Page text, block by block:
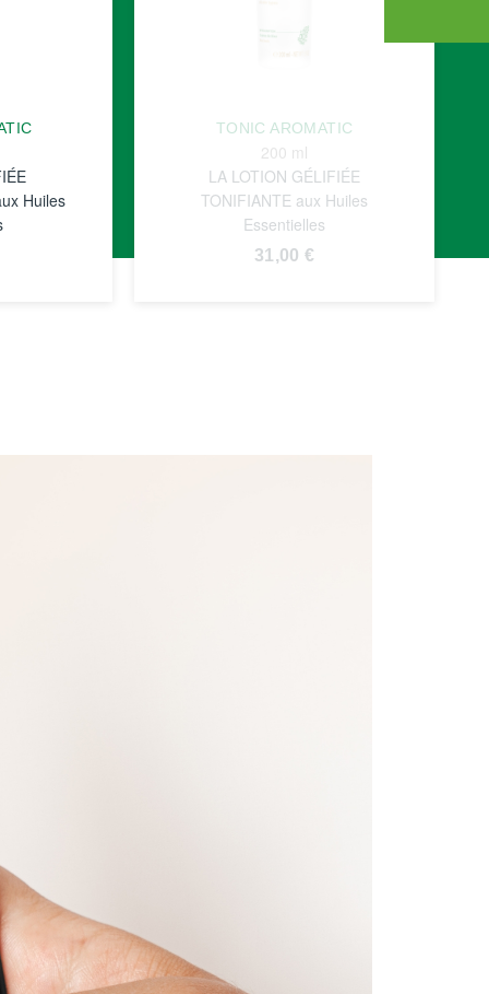
Huiles
TONIC AROMATIC
200 ml
LA LOTION GÉLIFIÉE
TONIFIANTE aux Huiles
Essentielles
31,00 €